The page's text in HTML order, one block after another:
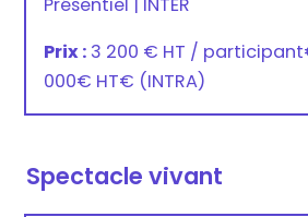
Prix : 3 200 € HT / participant
000€ HT€ (INTRA)
Spectacle vivant